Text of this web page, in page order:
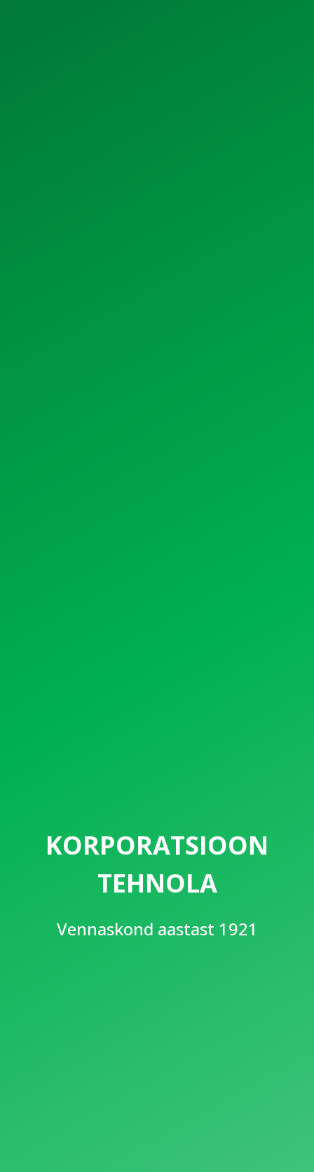
KORPORATSIOON
TEHNOLA
Vennaskond aastast 1921